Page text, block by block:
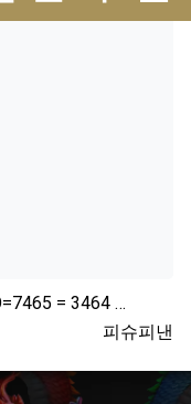
= 3464 …
등록자
피슈피낸